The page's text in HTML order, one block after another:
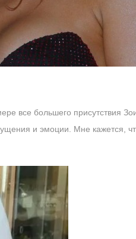
все большего присутствия
и эмоции. Мне кажется,